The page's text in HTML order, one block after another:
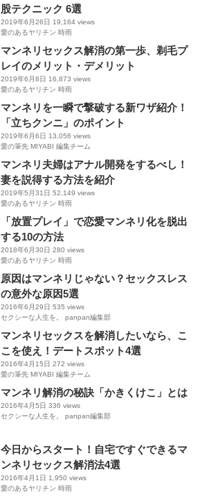
股テクニック 6選
2019年6月26日 19,164 views
愛のあるヤリチン 時雨
マンネリセックス解消の第一歩、剃毛プ
レイのメリット・デメリット
2019年6月8日 16,873 views
愛のあるヤリチン 時雨
マンネリを一瞬で撃破する新ワザ紹介！
「立ちクンニ」のポイント
2019年6月6日 13,056 views
愛の筆先 MIYABI 編集チーム
マンネリ夫婦はアナル開発をするべし！
妻を説得する方法を紹介
2019年5月31日 52,149 views
愛のあるヤリチン 時雨
「放置プレイ」で恋愛マンネリ化を脱出
する10の方法
2018年6月30日 280 views
愛のあるヤリチン 時雨
原因はマンネリじゃない？セックスレス
の意外な原因5選
2016年6月29日 535 views
セクシーな人生を。 panpan編集部
マンネリセックスを解消したいなら、こ
こを使え！デートスポット4選
2016年4月15日 272 views
愛の筆先 MIYABI 編集チーム
マンネリ解消の秘訣「かきくけこ」とは
2016年4月5日 336 views
セクシーな人生を。 panpan編集部
今日からスタート！自宅ですぐできるマ
ンネリセックス解消法4選
2016年4月1日 1,950 views
愛のあるヤリチン 時雨